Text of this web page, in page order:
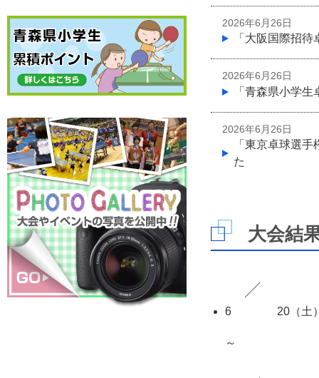
2026年6月26日
「大阪国際招
2026年6月26日
「青森県小学
2026年6月26日
「東京卓球選
た
大会結
6 20 （土
～